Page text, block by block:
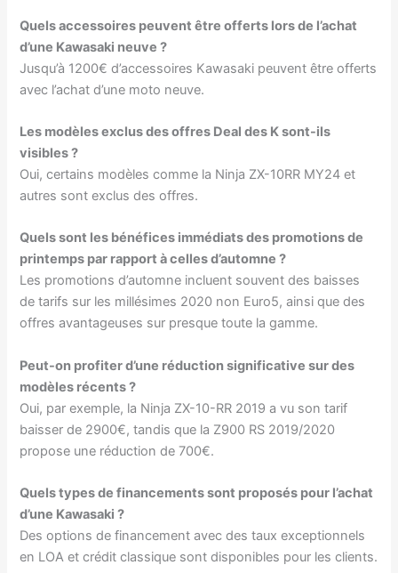
Quels accessoires peuvent être offerts lors de l’achat
d’une Kawasaki neuve ?
Jusqu’à 1200€ d’accessoires Kawasaki peuvent être offerts
avec l’achat d’une moto neuve.
Les modèles exclus des offres Deal des K sont-ils
visibles ?
Oui, certains modèles comme la Ninja ZX-10RR MY24 et
autres sont exclus des offres.
Quels sont les bénéfices immédiats des promotions de
printemps par rapport à celles d’automne ?
Les promotions d’automne incluent souvent des baisses
de tarifs sur les millésimes 2020 non Euro5, ainsi que des
offres avantageuses sur presque toute la gamme.
Peut-on profiter d’une réduction significative sur des
modèles récents ?
Oui, par exemple, la Ninja ZX-10-RR 2019 a vu son tarif
baisser de 2900€, tandis que la Z900 RS 2019/2020
propose une réduction de 700€.
Quels types de financements sont proposés pour l’achat
d’une Kawasaki ?
Des options de financement avec des taux exceptionnels
en LOA et crédit classique sont disponibles pour les clients.